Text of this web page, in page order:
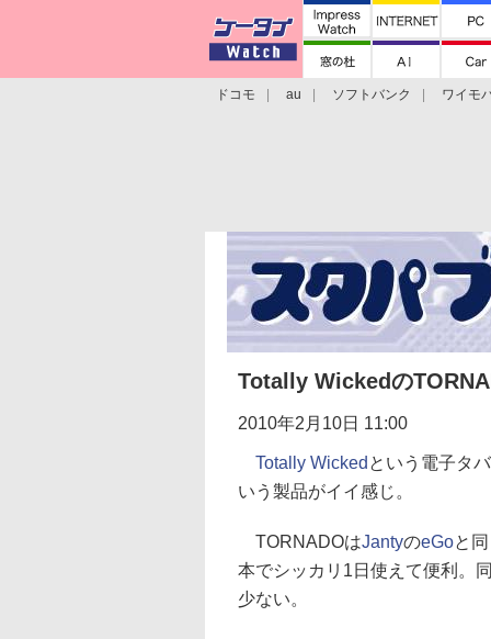
ドコモ au ソフトバンク ワイモ
Totally Wickedの
2010年2月10日 11:00
Totally Wicked という電子タ
いう製品がイイ感じ。
TORNADOはJantyのeGoと
本でシッカリ1日使えて便利。
少ない。